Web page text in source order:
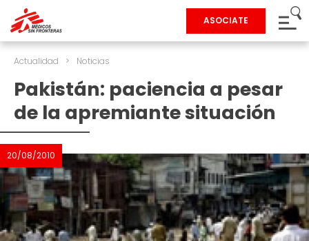
ASOCIATE
Actualidad > Noticias
Pakistán: paciencia a pesar
de la apremiante situación
20/08/2010